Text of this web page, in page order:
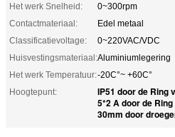
Het werk Snelheid:
0~300rpm
Contactmateriaal:
Edel metaal
Classificatievoltage:
0~220VAC/VDC
Huisvestingsmateriaal:Aluminiumlegering
Het werk Temperatuur:-20C°~ +60C°
Hoogtepunt:
IP51 door de Ring
5*2 A door de
30mm door